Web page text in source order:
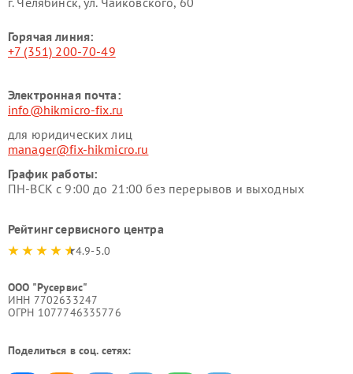
Горячая линия:
+7 (351) 200-70-49
Электронная почта:
info@hikmicro-fix.ru
для юридических лиц
manager@fix-hikmicro.ru
График работы:
ПН-ВСК с 9:00 до 21:00 без перерывов и выходных
Рейтинг сервисного центра
4.9-5.0
ООО "Русервис"
ИНН 7702633247
ОГРН 1077746335776
Поделиться в соц. сетях: